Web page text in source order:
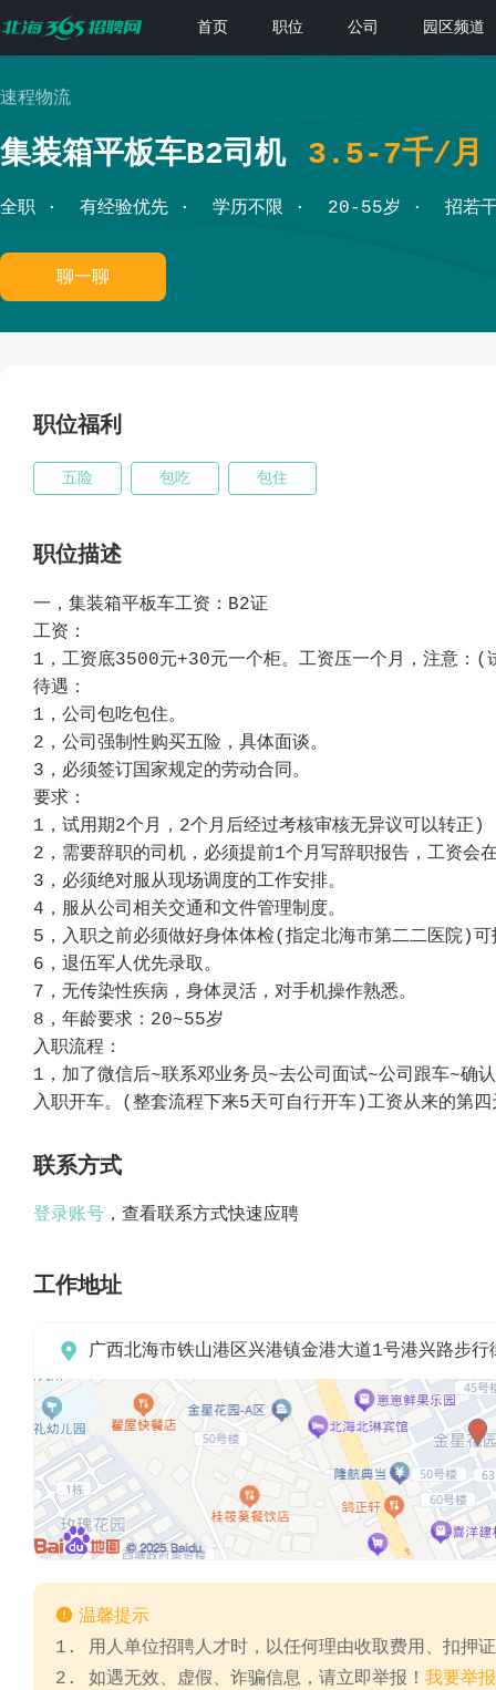
首页 职位 公司 园区频道
速程物流
集装箱平板车B2司机 3.5-7千/月
全职 有经验优先 学历不限 20-55岁 招若
聊一聊
职位福利
五险 包吃 包住
职位描述
一，集装箱平板车工资：B2证
工资：
1，工资底3500元+30元一个柜。工资压一个月，注意：
待遇：
1，公司包吃包住。
2，公司强制性购买五险，具体面谈。
3，必须签订国家规定的劳动合同。
要求：
1，试用期2个月，2个月后经过考核审核无异议可以转正)
2，需要辞职的司机，必须提前1个月写辞职报告，工资会
3，必须绝对服从现场调度的工作安排。
4，服从公司相关交通和文件管理制度。
5，入职之前必须做好身体体检(指定北海市第二二医院)
6，退伍军人优先录取。
7，无传染性疾病，身体灵活，对手机操作熟悉。
8，年龄要求：20~55岁
入职流程：
1，加了微信后~联系邓业务员~去公司面试~公司跟车~确
入职开车。(整套流程下来5天可自行开车)工资从来的第四
联系方式
登录账号 ，查看联系方式快速应聘
工作地址
 广西北海市铁山港区兴港镇金港大道1号港兴路步
 温馨提示
1. 用人单位招聘人才时，以任何理由收取费用、扣押
2. 如遇无效、虚假、诈骗信息，请立即举报！ 我要举报